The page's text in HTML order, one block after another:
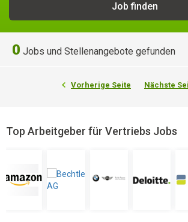
0 Jobs und Stellenangebote gefunden
Vorherige Seite Nächste
Top Arbeitgeber für Vertriebs Jobs